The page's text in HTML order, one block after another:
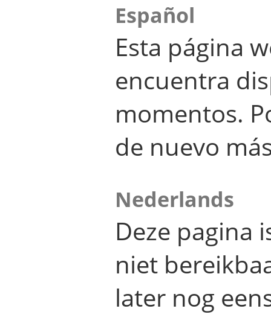
Español
Esta página
encuentra
momentos.
de nuevo
Nederlands
Deze pagina
niet
later nog